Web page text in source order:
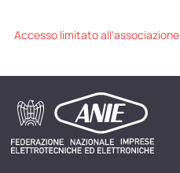
Accesso limitato all'associazione